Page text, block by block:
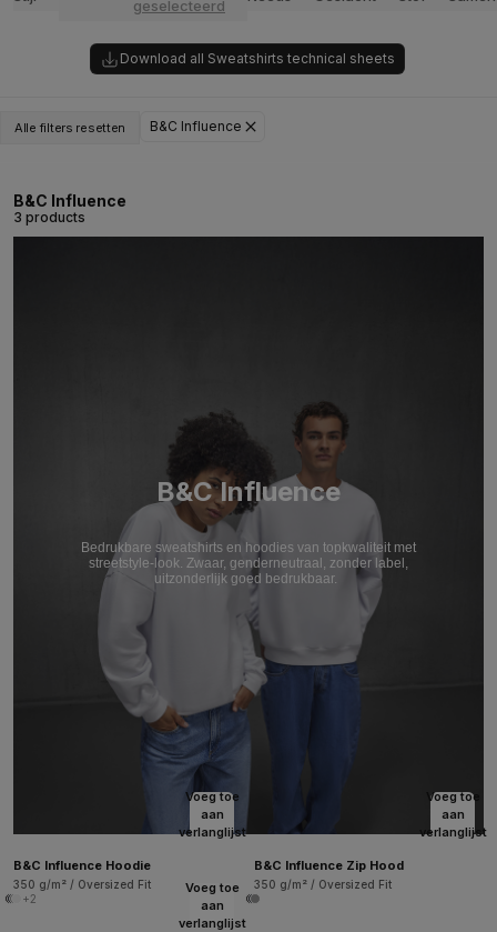
geselecteerd
Download all Sweatshirts technical sheets
Alle filters resetten B&C Influence
B&C Influence
3 products
B&C Influence
Bedrukbare sweatshirts en hoodies van topkwaliteit met
streetstyle-look. Zwaar, genderneutraal, zonder label,
uitzonderlijk goed bedrukbaar.
Voeg toe
aan
verlanglijst
B&C Influence Hoodie
350 g/m² / Oversized Fit
+2
Voeg toe
aan
verlanglijst
B&C Influence Zip Hood
350 g/m² / Oversized Fit
Voeg toe
aan
verlanglijst